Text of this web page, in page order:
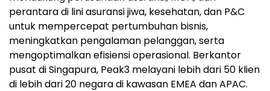
perantara di lini asuransi jiwa, kesehatan, dan P&C
untuk mempercepat pertumbuhan bisnis,
meningkatkan pengalaman pelanggan, serta
mengoptimalkan efisiensi operasional. Berkantor
pusat di Singapura, Peak3 melayani lebih dari 50 klien
di lebih dari 20 negara di kawasan EMEA dan APAC.